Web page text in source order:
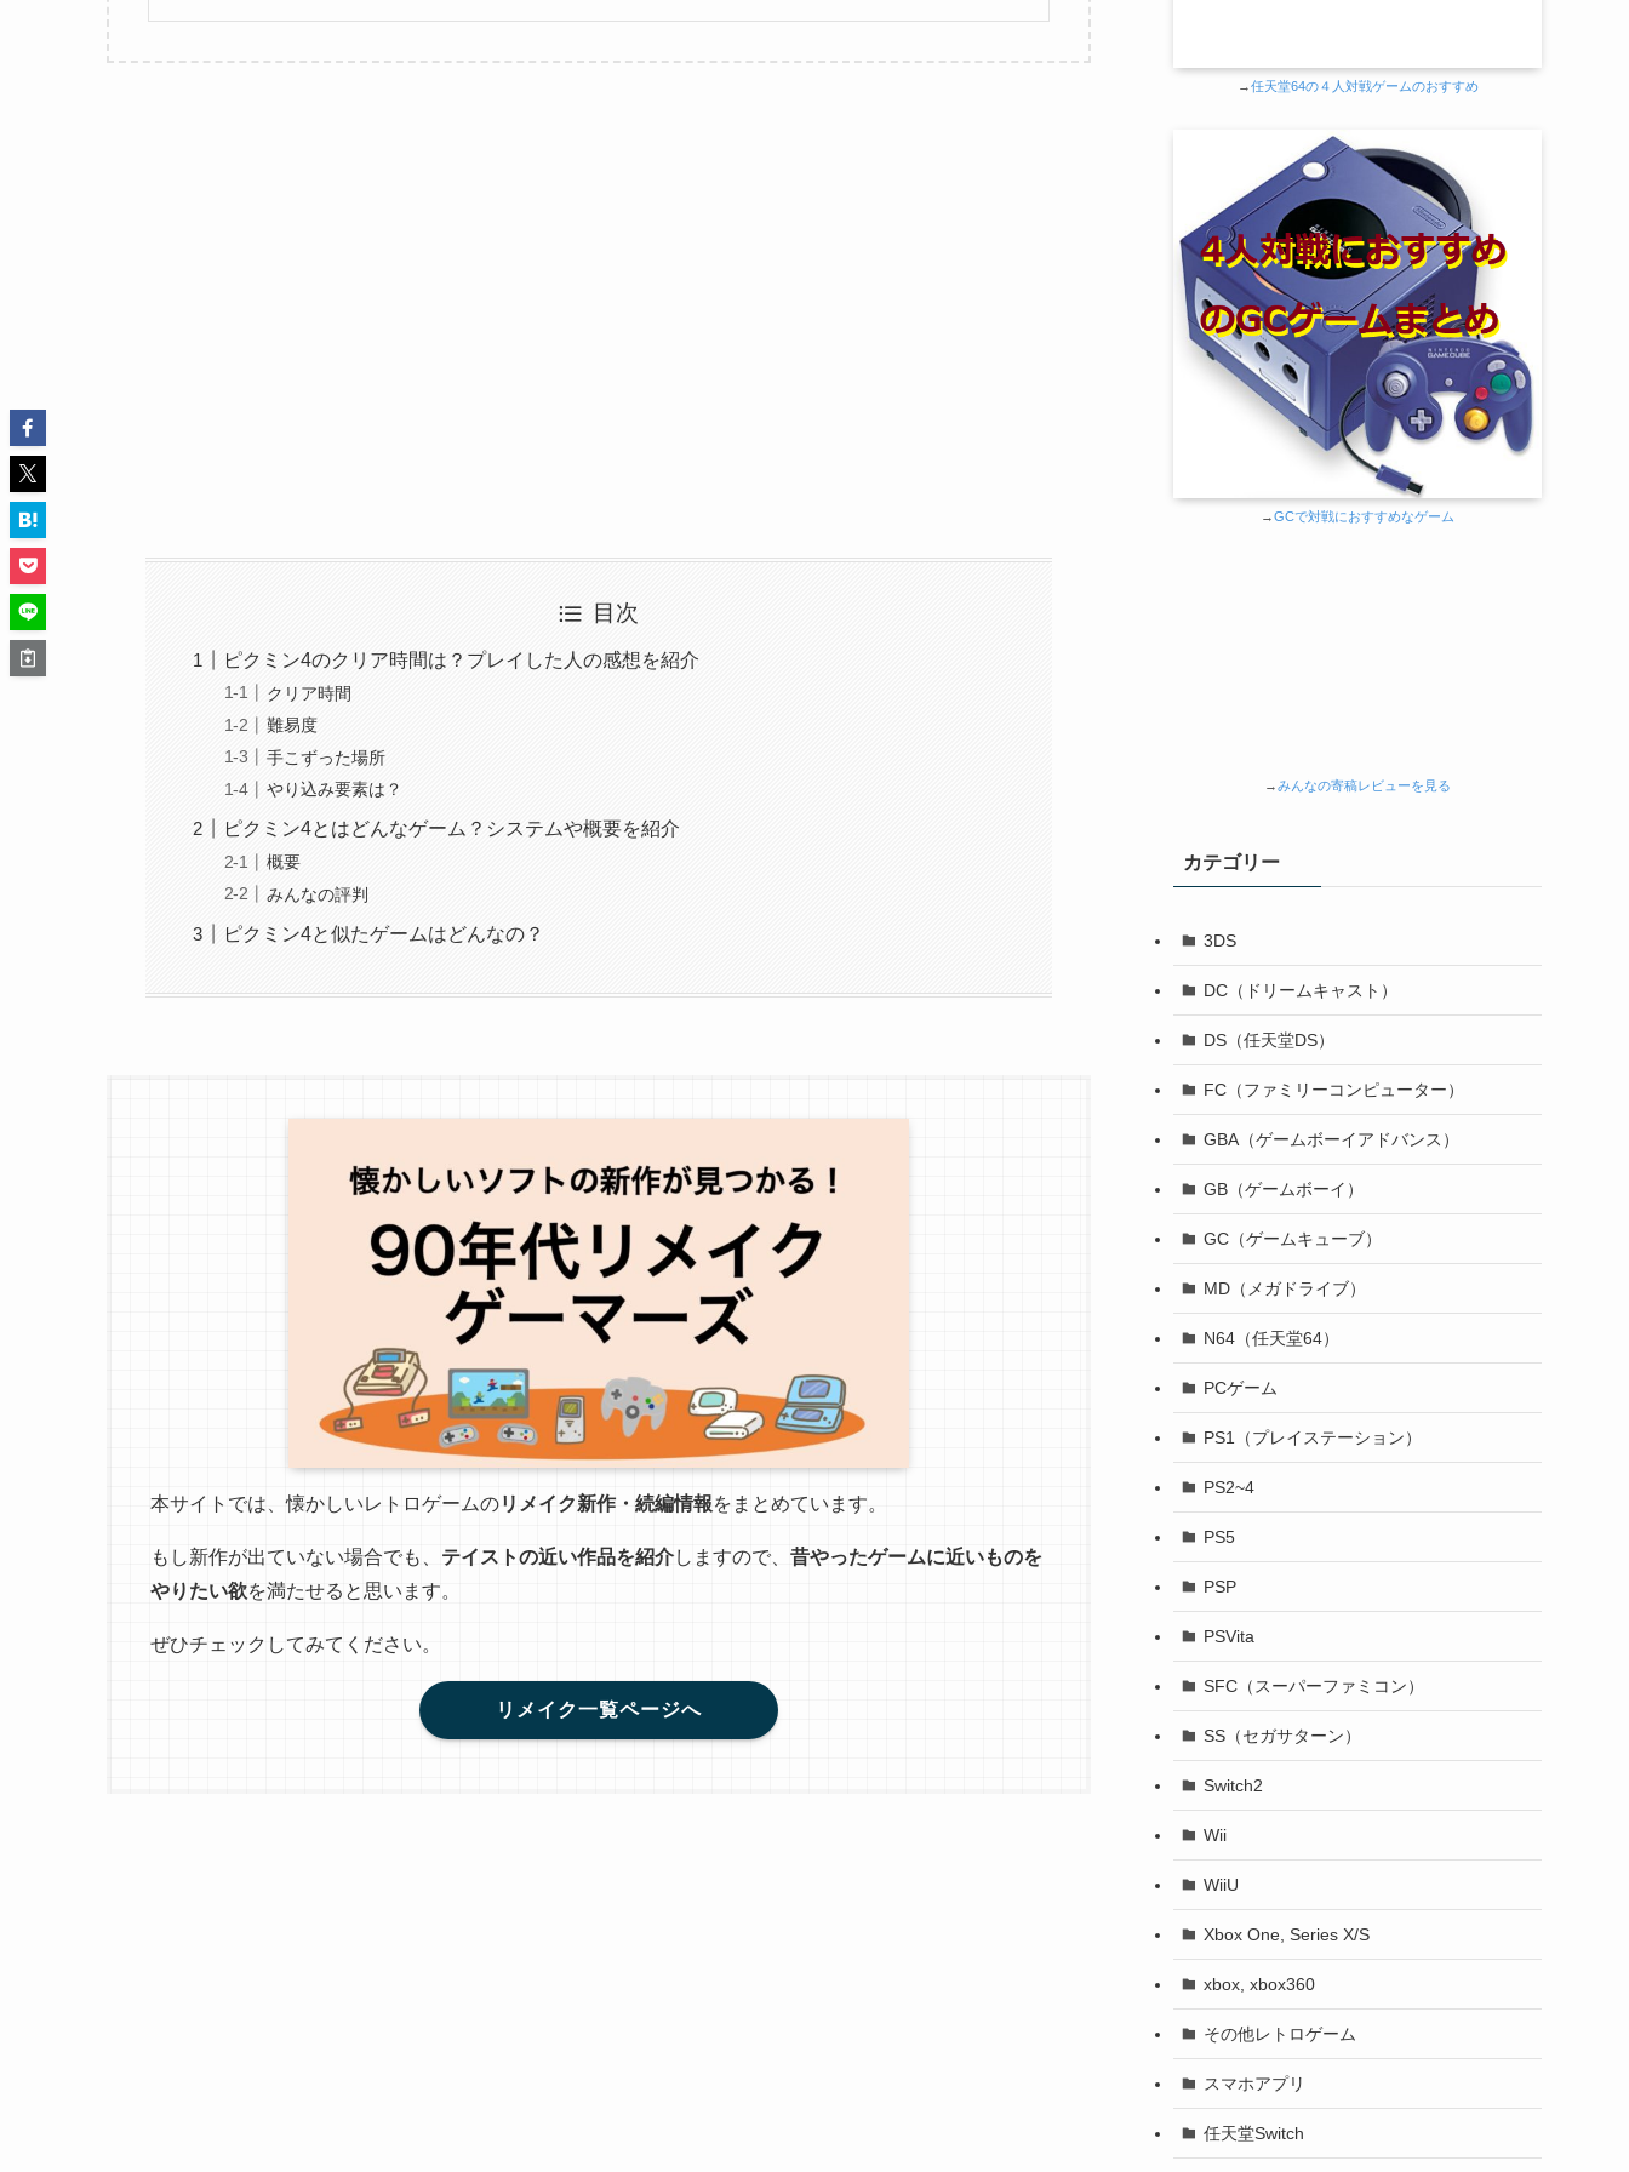
目次
ピクミン4のクリア時間は？プレイした人の感想を紹介
クリア時間
難易度
手こずった場所
やり込み要素は？
ピクミン4とはどんなゲーム？システムや概要を紹介
概要
みんなの評判
ピクミン4と似たゲームはどんなの？
本サイトでは、懐かしいレトロゲームのリメイク新作・続編情報をまとめています。
もし新作が出ていない場合でも、 テイストの近い作品を紹介しますので、 昔やったゲームに近いものを
やりたい欲を満たせると思います。
ぜひチェックしてみてください。
リメイク一覧ページへ
→任天堂64の４人対戦ゲームのおすすめ
→GCで対戦におすすめなゲーム
→みんなの寄稿レビューを見る
カテゴリー
3DS
DC（ドリームキャスト）
DS（任天堂DS）
FC（ファミリーコンピューター）
GBA（ゲームボーイアドバンス）
GB（ゲームボーイ）
GC（ゲームキューブ）
MD（メガドライブ）
N64（任天堂64）
PCゲーム
PS1（プレイステーション）
PS2~4
PS5
PSP
PSVita
SFC（スーパーファミコン）
SS（セガサターン）
Switch2
Wii
WiiU
Xbox One, Series X/S
xbox, xbox360
その他レトロゲーム
スマホアプリ
任天堂Switch